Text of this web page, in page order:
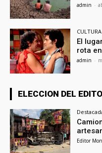
admin -
CULTURA
El
rota
admin -
ELECCION DEL
Editor